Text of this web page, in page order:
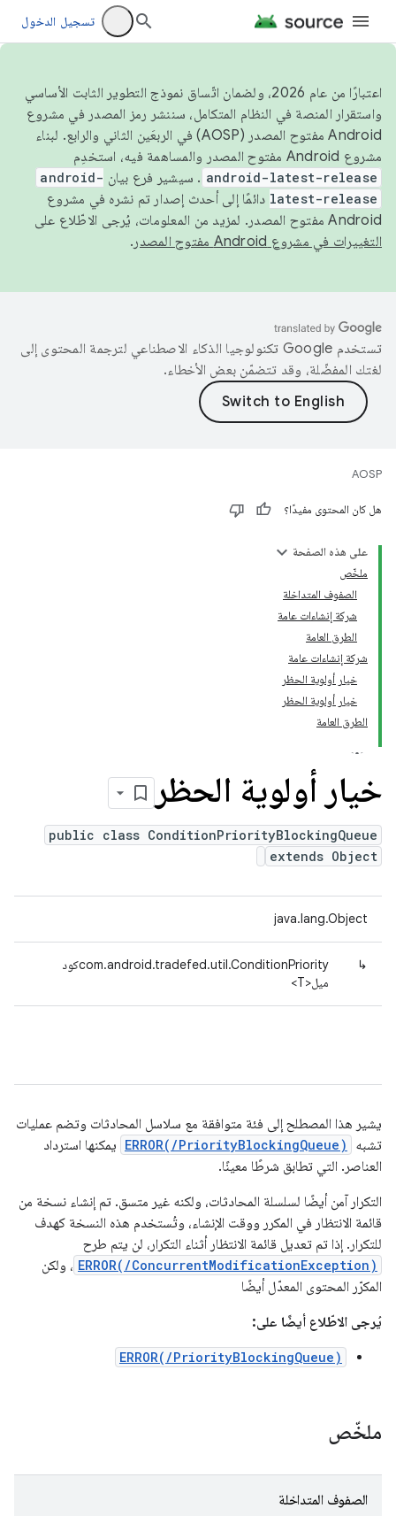
تسجيل الدخول
اعتبارًا من عام 2026، ولضمان اتّساق نموذج التطوير الثابت الأساسي
واستقرار المنصة في النظام المتكامل، سننشر رمز المصدر في مشروع
Android مفتوح المصدر (AOSP) في الربعَين الثاني والرابع. لبناء
مشروع Android مفتوح المصدر والمساهمة فيه، استخدِم
android-latest-release . سيشير فرع بيان android-
latest-release دائمًا إلى أحدث إصدار تم نشره في مشروع
Android مفتوح المصدر. لمزيد من المعلومات، يُرجى الاطّلاع على
التغييرات في مشروع Android مفتوح المصدر
.
تستخدم Google تكنولوجيا الذكاء الاصطناعي لترجمة المحتوى إلى
لغتك المفضّلة، وقد تتضمّن بعض الأخطاء.
AOSP
هل كان المحتوى مفيدًا؟
على هذه الصفحة
ملخّص
الصفوف المتداخلة
شركة إنشاءات عامة
الطرق العامة
شركة إنشاءات عامة
خيار أولوية الحظر
خيار أولوية الحظر
الطرق العامة
خيار أولوية الحظر
public class ConditionPriorityBlockingQueue
extends Object
java.lang.Object
↳
com.android.tradefed.util.ConditionPriorityكود
ميل<T>
يشير هذا المصطلح إلى فئة متوافقة مع سلاسل المحادثات وتضم عمليات
تشبه
ERROR(/PriorityBlockingQueue) يمكنها استرداد
العناصر. التي تطابق شرطًا معينًا.
التكرار آمن أيضًا لسلسلة المحادثات، ولكنه غير متسق. تم إنشاء نسخة من
قائمة الانتظار في المكرر ووقت الإنشاء، وتُستخدم هذه النسخة كهدف
للتكرار. إذا تم تعديل قائمة الانتظار أثناء التكرار، لن يتم طرح
ERROR(/ConcurrentModificationException) ، ولكن
المكرّر المحتوى المعدّل أيضًا
يُرجى الاطّلاع أيضًا على:
ERROR(/PriorityBlockingQueue)
ملخّص
الصفوف المتداخلة